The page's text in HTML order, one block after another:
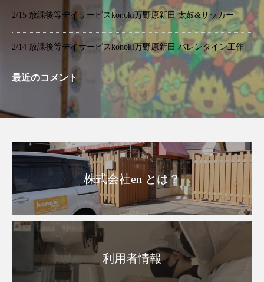
2/15 放課後等デイサービスkonoki万野原新田 太鼓&サッカー
2/14 放課後等デイサービスkonoki万野原新田 バレンタイン工作
最近のコメント
株式会社en とは？
利用者情報